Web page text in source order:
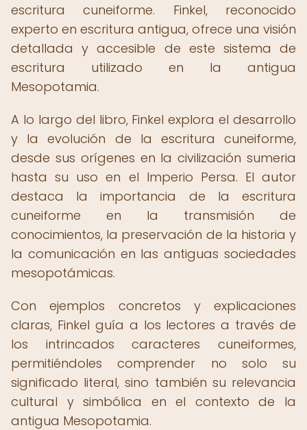
escritura cuneiforme. Finkel, reconocido
experto en escritura antigua, ofrece una visión
detallada y accesible de este sistema de
escritura utilizado en la antigua
Mesopotamia.
A lo largo del libro, Finkel explora el desarrollo
y la evolución de la escritura cuneiforme,
desde sus orígenes en la civilización sumeria
hasta su uso en el Imperio Persa. El autor
destaca la importancia de la escritura
cuneiforme en la transmisión de
conocimientos, la preservación de la historia y
la comunicación en las antiguas sociedades
mesopotámicas.
Con ejemplos concretos y explicaciones
claras, Finkel guía a los lectores a través de
los intrincados caracteres cuneiformes,
permitiéndoles comprender no solo su
significado literal, sino también su relevancia
cultural y simbólica en el contexto de la
antigua Mesopotamia.